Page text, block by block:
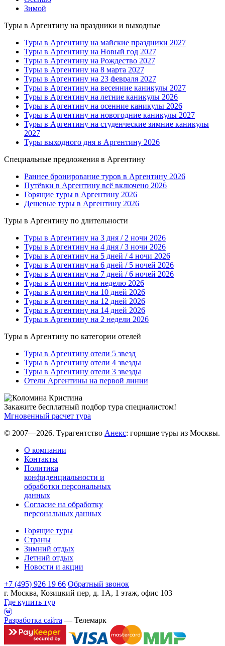
Зимой
Туры в Аргентину на праздники и выходные
Туры в Аргентину на майские праздники 2027
Туры в Аргентину на Новый год 2027
Туры в Аргентину на Рождество 2027
Туры в Аргентину на 8 марта 2027
Туры в Аргентину на 23 февраля 2027
Туры в Аргентину на весенние каникулы 2027
Туры в Аргентину на летние каникулы 2026
Туры в Аргентину на осенние каникулы 2026
Туры в Аргентину на новогодние каникулы 2027
Туры в Аргентину на студенческие зимние каникулы
2027
Туры выходного дня в Аргентину 2026
Специальные предложения в Аргентину
Раннее бронирование туров в Аргентину 2026
Путёвки в Аргентину всё включено 2026
Горящие туры в Аргентину 2026
Дешевые туры в Аргентину 2026
Туры в Аргентину по длительности
Туры в Аргентину на 3 дня / 2 ночи 2026
Туры в Аргентину на 4 дня / 3 ночи 2026
Туры в Аргентину на 5 дней / 4 ночи 2026
Туры в Аргентину на 6 дней / 5 ночей 2026
Туры в Аргентину на 7 дней / 6 ночей 2026
Туры в Аргентину на неделю 2026
Туры в Аргентину на 10 дней 2026
Туры в Аргентину на 12 дней 2026
Туры в Аргентину на 14 дней 2026
Туры в Аргентину на 2 недели 2026
Туры в Аргентину по категории отелей
Туры в Аргентину отели 5 звезд
Туры в Аргентину отели 4 звезды
Туры в Аргентину отели 3 звезды
Отели Аргентины на первой линии
Закажите бесплатный подбор тура специалистом!
Мгновенный расчет тура
© 2007—2026. Турагентство Анекс: горящие туры из Москвы.
О компании
Контакты
Политика
конфиденциальности и
обработки персональных
данных
Согласие на обработку
персональных данных
Горящие туры
Страны
Зимний отдых
Летний отдых
Новости и акции
+7 (495) 926 19 66 Обратный звонок
г. Москва, Козицкий пер, д. 1А, 1 этаж, офис 103
Где купить тур
Разработка сайта — Телемарк